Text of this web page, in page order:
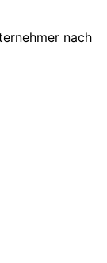
nach